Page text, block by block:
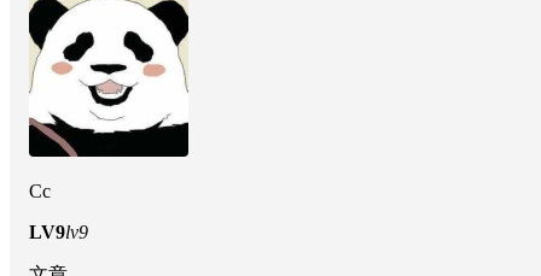
Cc
LV9lv9